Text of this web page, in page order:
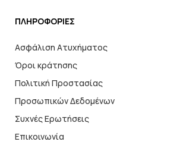
ΠΛΗΡΟΦΟΡΙΕΣ
Ασφάλιση Ατυχήματος
Όροι κράτησης
Πολιτική Προστασίας
Προσωπικών Δεδομένων
Συχνές Ερωτήσεις
Επικοινωνία